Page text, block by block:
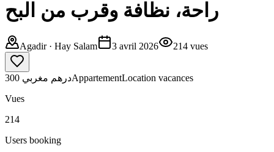
راحة، نظافة وقرب من البح
Agadir· Hay Salam 3 avril 2026 214 vues
300 درهم مغربيAppartementLocation vacances
Vues
214
Users booking